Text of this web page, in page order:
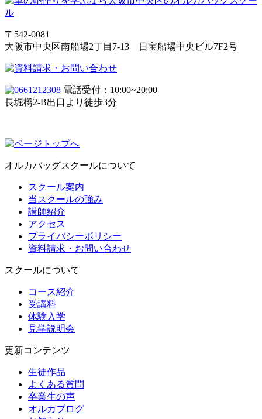
〒542-0081
大阪市中央区南船場2丁目7-13 日宝船場中央ビル7F2号
電話受付：10:00~20:00
長堀橋2-B出口より徒歩3分
オルカバッグスクールについて
スクール案内
当スクールの強み
講師紹介
アクセス
プライバシーポリシー
資料請求・お問い合わせ
スクールについて
コース紹介
受講料
体験入学
見学説明会
更新コンテンツ
生徒作品
よくある質問
卒業生の声
オルカブログ